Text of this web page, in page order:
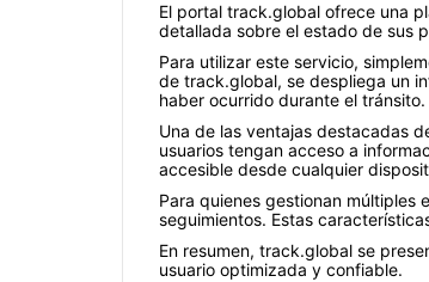
El portal track.global ofrece una
detallada sobre el estado de sus
Para utilizar este servicio,
de track.global, se despliega un
haber ocurrido durante el tránsito.
Una de las ventajas destacadas
usuarios tengan acceso a
accesible desde cualquier
Para quienes gestionan
seguimientos. Estas
En resumen, track.global se
usuario optimizada y confiable.